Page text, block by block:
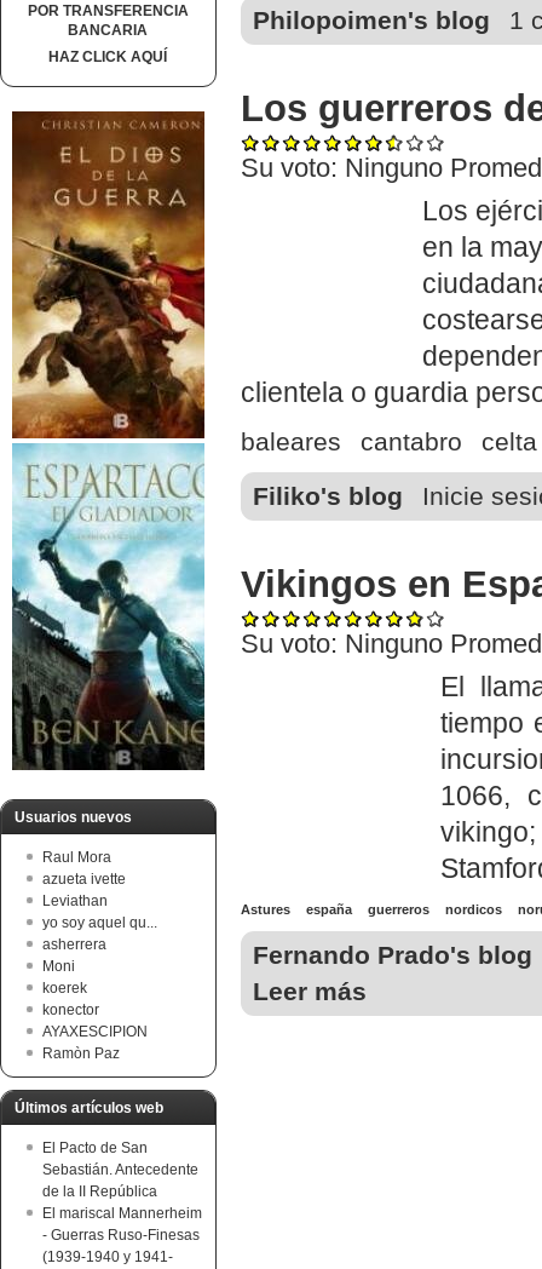
POR TRANSFERENCIA
BANCARIA
HAZ CLICK AQUÍ
Usuarios nuevos
Raul Mora
azueta ivette
Leviathan
yo soy aquel qu...
asherrera
Moni
koerek
konector
AYAXESCIPION
Ramòn Paz
Últimos artículos web
El Pacto de San
Sebastián. Antecedente
de la II República
El mariscal Mannerheim
- Guerras Ruso-Finesas
(1939-1940 y 1941-
Philopoimen's blog
1
Los guerreros
Su voto: Ninguno
Los
en la
clientela o guardia
baleares cantabro
Filiko's blog
Inicie
Vikingos en
Su voto: Ninguno
El
tiempo
1066,
Astures españa guerreros nordicos
Fernando Prado's blog
Leer más